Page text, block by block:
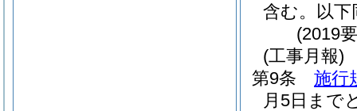
含む。以下
(2019
(工事月報)
第9条
施行
月5日まで